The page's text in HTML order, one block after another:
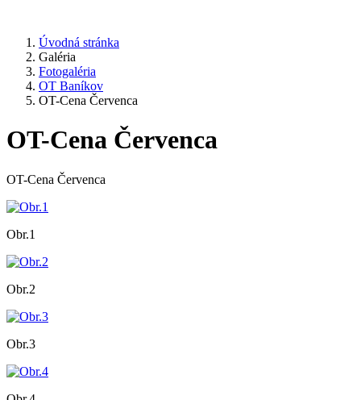
Úvodná stránka
Galéria
Fotogaléria
OT Baníkov
OT-Cena Červenca
OT-Cena Červenca
OT-Cena Červenca
Obr.1
Obr.2
Obr.3